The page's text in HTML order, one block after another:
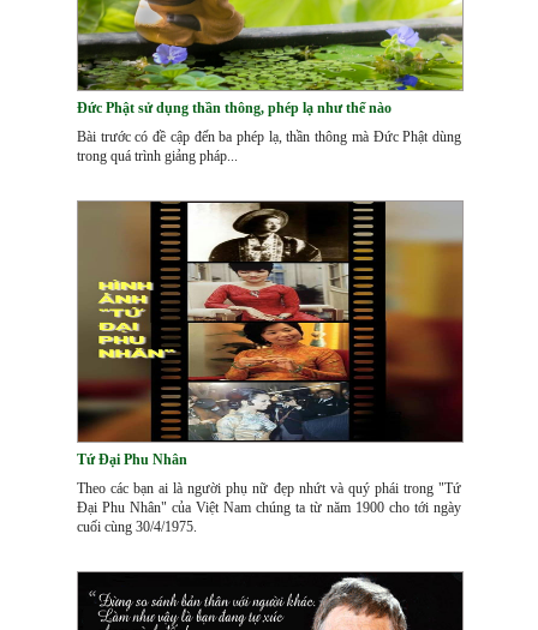
Đức Phật sử dụng thần thông, phép lạ như thế nào
Bài trước có đề cập đến ba phép lạ, thần thông mà Đức Phật dùng
trong quá trình giảng pháp...
Tứ Đại Phu Nhân
Theo các bạn ai là người phụ nữ đẹp nhứt và quý phái trong "Tứ
Đại Phu Nhân" của Việt Nam chúng ta từ năm 1900 cho tới ngày
cuối cùng 30/4/1975.